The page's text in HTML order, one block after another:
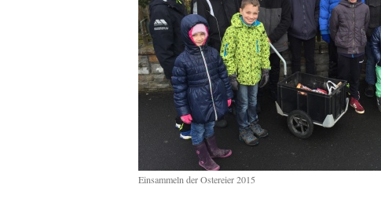
Einsammeln der Ostereier 2015